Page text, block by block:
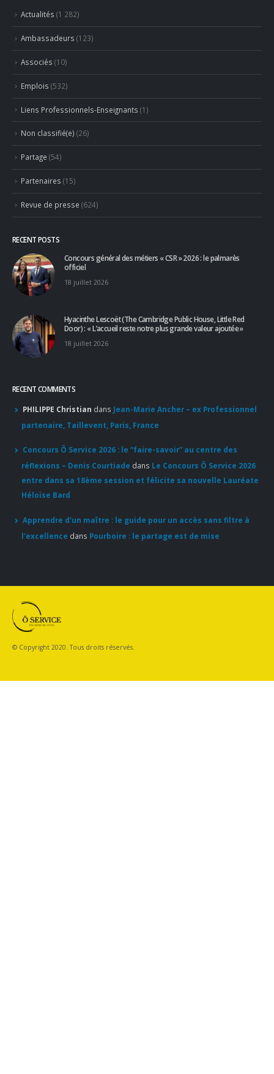
Actualités (1 282)
Ambassadeurs (123)
Associés (10)
Emplois (532)
Liens Professionnels-Enseignants (1)
Non classifié(e) (26)
Partage (54)
Partenaires (15)
Revue de presse (624)
RECENT POSTS
Concours général des métiers « CSR » 2026 : le palmarès
officiel
18 juillet 2026
Hyacinthe Lescoët (The Cambridge Public House, Little Red
Door) : « L’accueil reste notre plus grande valeur ajoutée »
18 juillet 2026
RECENT COMMENTS
PHILIPPE Christian dans Jean-Marie Ancher – ex Professionnel
partenaire, Taillevent, Paris, France
Concours Ô Service 2026 : le “faire-savoir” au centre des
réflexions – Denis Courtiade dans Le Concours Ô Service 2026
entre dans sa 18ème session et félicite sa nouvelle Lauréate
Héloïse Bard
Apprendre d'un maître : le guide pour un accès sans filtre à
l'excellence dans Pourboire : le partage est de mise
© Copyright 2020. Tous droits réservés.